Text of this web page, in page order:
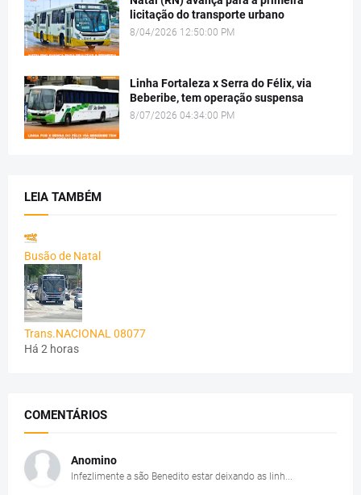
licitação do transporte urbano
8/04/2026 12:50:00 PM
Linha Fortaleza x Serra do Félix, via
Beberibe, tem operação suspensa
8/07/2026 04:34:00 PM
LEIA TAMBÉM
Busão de Natal
Trans.NACIONAL 08077
Há 2 horas
COMENTÁRIOS
Anomino
Infezlimente a são Benedito estar deixando as linh...